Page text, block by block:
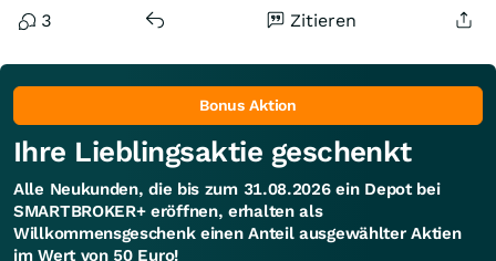
3 Zitieren
Bonus Aktion
Ihre Lieblingsaktie geschenkt
Alle Neukunden, die bis zum 31.08.2026 ein Depot bei
SMARTBROKER+ eröffnen, erhalten als
Willkommensgeschenk einen Anteil ausgewählter Aktien
im Wert von 50 Euro!